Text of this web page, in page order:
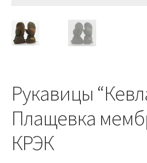
Рукавицы
Плащевка
КРЭК